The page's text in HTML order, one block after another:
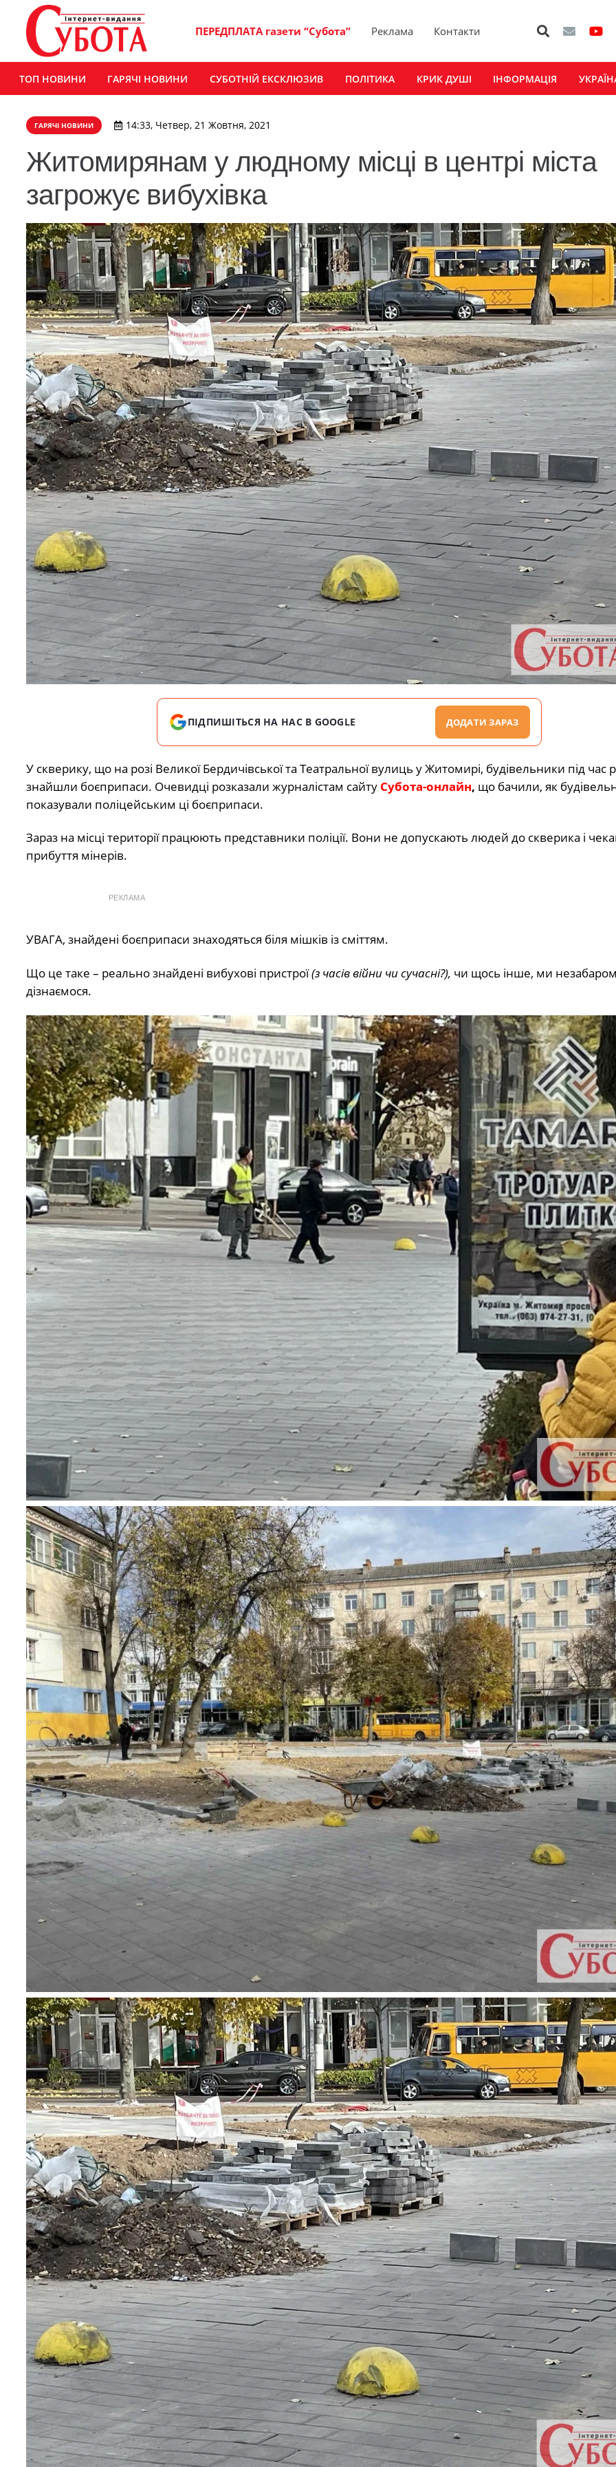
ПЕРЕДПЛАТА газети “Субота” Реклама Контакти
ТОП НОВИНИ ГАРЯЧІ НОВИНИ СУБОТНІЙ ЕКСКЛЮЗИВ ПОЛІТИКА КРИК ДУШІ ІНФОРМАЦІЯ
ГАРЯЧІ НОВИНИ 14:33, Четвер, 21 Жовтня, 2021
Житомирянам у людному місці в центрі міста
загрожує вибухівка
ПІДПИШІТЬСЯ НА НАС В GOOGLE ДОДАТИ ЗАРАЗ
У скверику, що на розі Великої Бердичівської та Театральної вулиць у Житомирі, будівельники під час
знайшли боєприпаси. Очевидці розказали журналістам сайту Субота-онлайн, що бачили, як
показували поліцейським ці боєприпаси.
Зараз на місці території працюють представники поліції. Вони не допускають людей до скверика і
прибуття мінерів.
РЕКЛАМА
УВАГА, знайдені боєприпаси знаходяться біля мішків із сміттям.
Що це таке – реально знайдені вибухові пристрої(з часів війни чи сучасні?), чи щось інше, ми
дізнаємося.